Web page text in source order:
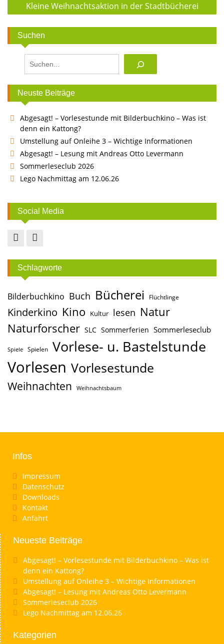
Kleine Weihnachtsaktion in der Stadtbücherei
Suchen
Neuste Beiträge
Abgesagt! – Vorlesestunde mit Bilderbuchkino – Was ist
denn ein Kattong?
Umstellung auf Onleihe 3 – Wichtige Informationen
Abgesagt! – Lesung mit Andreas Otto Levermann
Sommerleseclub 2026
Lego Nachmittag am 12.06.26
Social Media
Schlagworte
Bilderbuchkino Buch Bücherei Flüchtlinge
Kinderkino Kino Kultur lesen Natur
Naturforscher SLC Sommerferien Sommerleseclub
Spiele Spielen Vorlese- u. Bastelstunde
Vorlesen Vorlesestunde
Weihnachten Weihnachtsbaum
Infos
Impressum
Datenschutz
Downloads
Kontakt
Anfahrt
Neueste Beiträge
Abgesagt! – Vorlesestunde mit Bilderbuchkino – Was ist
denn ein Kattong?
Umstellung auf Onleihe 3 – Wichtige Informationen
Abgesagt! – Lesung mit Andreas Otto Levermann
Sommerleseclub 2026
Lego Nachmittag am 12.06.26
Kategorien